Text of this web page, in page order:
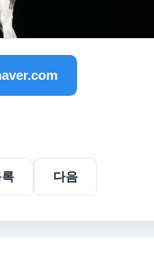
다음